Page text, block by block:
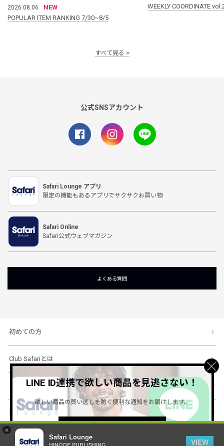
×
Safari Lounge
VIEW
2026.08.06
NEW
POPULAR ITEM RANKING 7/30~8/5
WEEKLY COORDINATE
すべて見る
公式SNSアカウント
Safari Lounge アプリ
限定の機能もあるアプリでサクサクお買い物
Safari Online
Safari公式ウェブマガジン
よくある質問
初めての方
Club Safariとは
ショッピングガイド
会社概要・規約
LINE ID連携で欲しい商品を見逃さない！
欲しい商品の買い逃しを防ぐ便利な通知をお届けします。
詳しくはこちら ＞